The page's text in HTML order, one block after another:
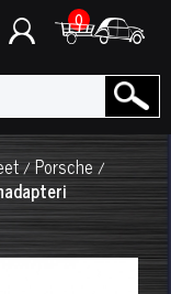
0
/Porsche /